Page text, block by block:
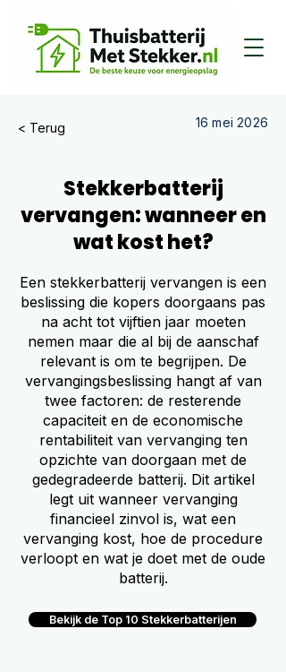
< Terug 16 mei 2026
Stekkerbatterij
vervangen: wanneer en
wat kost het?
Een stekkerbatterij vervangen is een
beslissing die kopers doorgaans pas
na acht tot vijftien jaar moeten
nemen maar die al bij de aanschaf
relevant is om te begrijpen. De
vervangingsbeslissing hangt af van
twee factoren: de resterende
capaciteit en de economische
rentabiliteit van vervanging ten
opzichte van doorgaan met de
gedegradeerde batterij. Dit artikel
legt uit wanneer vervanging
financieel zinvol is, wat een
vervanging kost, hoe de procedure
verloopt en wat je doet met de oude
batterij.
Bekijk de Top 10 Stekkerbatterijen